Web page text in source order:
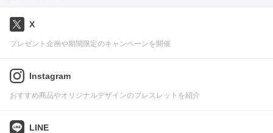
X
プレゼント企画や期間限定のキャンペーンを開催
Instagram
おすすめ商品やオリジナルデザインのブレスレットを紹介
LINE